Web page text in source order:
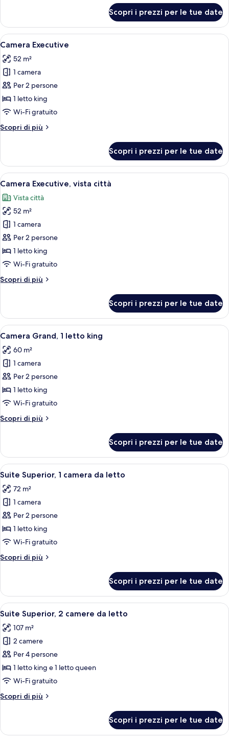
Deluxe,
letto
Scopri i prezzi per le tue date
Apri
tutte
le
foto
per
Camera
Executive
Una moderna camera d'hotel con
5
Camera Executive
52 m²
1 camera
Per 2 persone
1 letto king
Wi-Fi gratuito
Scopri di più
Altri
Executive
Scopri i prezzi per le tue date
Apri
tutte
le
foto
per
Camera
Executive,
vista
Camera d'albergo con un letto
8
Camera Executive, vista città
Vista città
52 m²
1 camera
Per 2 persone
1 letto king
Wi-Fi gratuito
Scopri di più
Altri
Executive,
vista
città
Scopri i prezzi per le tue date
Apri
tutte
le
foto
per
Camera
Grand,
letto
Una moderna camera d'hotel con
5
Camera Grand, 1 letto king
60 m²
1 camera
Per 2 persone
1 letto king
Wi-Fi gratuito
Scopri di più
Altri
Grand,
letto
Scopri i prezzi per le tue date
Apri
tutte
le
foto
per
Suite
Superior,
camera
Una moderna camera d'hotel con
5
Suite Superior, 1 camera da letto
72 m²
1 camera
Per 2 persone
1 letto king
Wi-Fi gratuito
Scopri di più
Altri
Superior,
camera
letto
Scopri i prezzi per le tue date
Apri
tutte
le
foto
per
Suite
Superior,
camere
Una camera d'albergo con un letto
5
Suite Superior, 2 camere da letto
107 m²
2 camere
Per 4 persone
1 letto king e 1 letto queen
Wi-Fi gratuito
Scopri di più
Altri
Superior,
Scopri i prezzi per le tue date